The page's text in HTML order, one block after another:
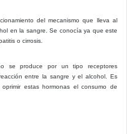
del mecanismo que lleva al
en la sangre. Se conocía ya que este
o cirrosis.
se produce por un tipo receptores
entre la sangre y el alcohol. Es
estas hormonas el consumo de